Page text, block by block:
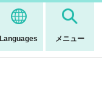
Languages メニュー